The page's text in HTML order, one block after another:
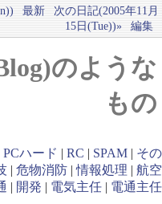
最新
次の日記(2005年11月
15日(Tue))»
編集
のような
もの
PCハード | RC | SPAM | その
| 危物消防 |情報処理 | 航空
| 開発 | 電気主任 | 電通主任